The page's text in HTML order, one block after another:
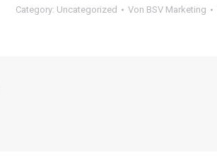
Category: Uncategorized Von BSV Marketing